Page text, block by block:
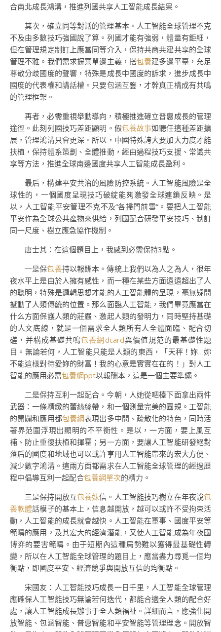
合南北成長鴻溝，推進列國共享人工智能成長結果。
其次，確立同等對話的管理基本。人工智能全球管理不克
不及由多數技巧強國說了算。列國才能有強弱，體量有鉅細，
但在管理規定制訂上應當同等介入，保持共商共建共享的全球
管理不雅。我們需求摒棄單邊主義，搭包養建多邊平臺，充足
尊敬分歧國度的聲響，特殊是成長中國度的訴求，進步成長中
國度的代表權和講話權。只要包涵互鑒，才幹真正構成有共鳴
的管理框架。
再者，必需重視舉動導向，積極推進確立普惠成長的管理
途徑。此刻列國技巧差距顯明。假包養故事如聽任這種差距擴
展，管理鴻溝只會更深。所以，中國特殊誇大要加大力度才能
扶植，保持體系策劃、全體推動，經由過程技巧支援、常識共
享等方法，推進全球南邊國度共享人工智能成長盈利。
最后，構建平安共治的風險防控系統。人工智能風險是全
球性的，一個國度呈現技巧破綻能夠激發全球連鎖反映。是
以，人工智能平安管理不克不及“各掃門前雪”。要把人工智能
平安作為全球公共產物來供給，列國配合研發平安技巧、制訂
同一尺度、樹立應急協作機制。
唐士其：在這個題目上，我感到必需保持3點。
一是保包養持以報酬本。傳統上我們以為人之為人，很年
夜水平上是由於人擁有感性，而一種在某些方面遠遠超出了人
的聰明，特殊是邏輯思想才能的人工智能體的呈現，毫無疑問
撼動了人類傳統的位置。那么面臨人工智能，我們畢竟應當在
什么方面保護人類的莊嚴、激起人類的發明力，同時堅持基礎
的人文底線，就是一個需求全人類所有人全體面臨、配合切
磋，并構成基礎共鳴包養網dcard與價值規范的最基礎性題
目。無論若何，人工智能只能是人類的東西，「天秤！妳…妳
不能這樣對待愛妳的財富！我的心意是實實在在的！」對人工
智能的應用必需包養網ppt以報酬本，這是一個主要準繩。
二是保持互利一起配合。今朝，人她從吧檯下面拿出兩件
武器：一條精緻的蕾絲絲帶，和一個測量完美的圓規。工智能
的開闢和應用都包養網表現出多中間、疏散化的特色，同時活
著界范圍浮現出顯明的不平衡性。是以，一方面，要上風互
補、防止重復扶植和揮霍；另一方面，要讓人工智能研發絕對
落后的國度和地域也可以或許享用人工智能帶來的宏大方便、
減少數字鴻溝。這兩方面都需求在人工智能全球管理的經過歷
程中倡導互利一起配合包養網單次的精力。
三是保持開放互包養妹信。人工智能技巧樹立在年夜說包
養軟體話模子的基本上，信息越開放，越可以或許不受拘束活
動，人工智能的成長就會越快。人工智能在軍事、國度平安等
範疇的應用，及其宏大的經濟潛能，又使人工智能成為年夜國
博弈的要害範疇。由于短期內這種局勢難以獲得最基礎性轉
變，所以在人工智能全球管理的題目上，應當盡力尋覓一個均
衡點，即國度平安、經濟競爭與開放互信的均衡點。
宋國友：人工智能技巧成長一日千里，人工智能全球管理
應確保人工智能技巧無論若何迭代，都能合適全人類的配合好
處，讓人工智能成長辦事于全人類福祉。詳細而言，應強化開
放智能、包涵智能、普惠智能和平安智能等管理理念。開放智